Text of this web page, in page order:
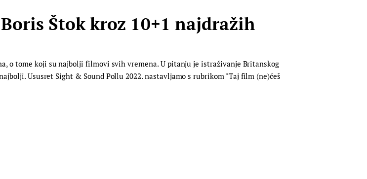
Boris Štok kroz 10+1 najdražih
o tome koji su najbolji filmovi svih vremena. U pitanju je istraživanje Britanskog
Ususret Sight & Sound Pollu 2022. nastavljamo s rubrikom "Taj film (ne)ćeš